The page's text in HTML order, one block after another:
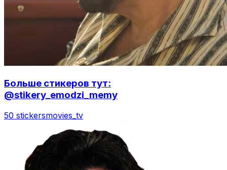
Больше стикеров тут:
@stikery_emodzi_memy
50 stickersmovies_tv